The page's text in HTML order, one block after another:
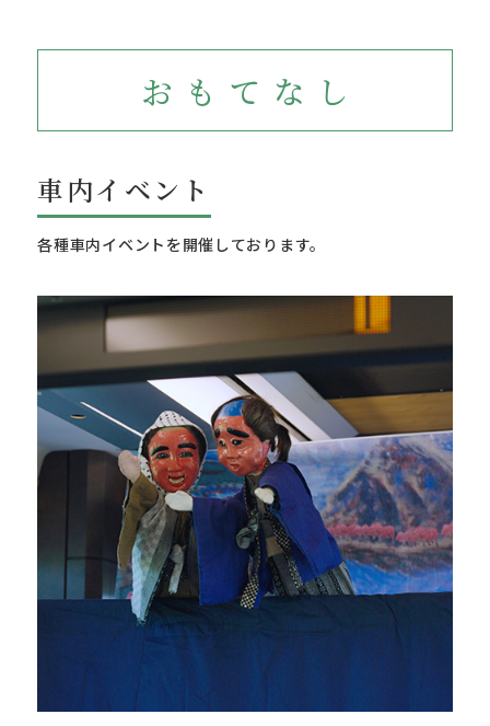
おもてなし
車内イベント
各種車内イベントを開催しております。